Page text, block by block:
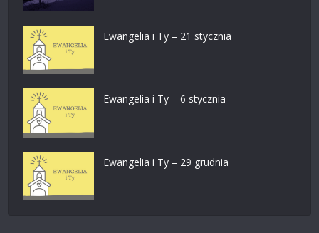
Ewangelia i Ty – 21 stycznia
Ewangelia i Ty – 6 stycznia
Ewangelia i Ty – 29 grudnia